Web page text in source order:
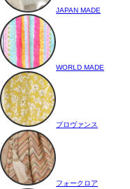
JAPAN MADE
WORLD MADE
プロヴァンス
フォークロア